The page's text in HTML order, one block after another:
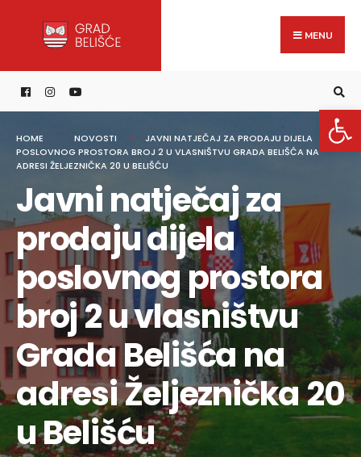
content
MENU
HOME NOVOSTI
JAVNI NATJEČAJ ZA PRODAJU DIJELA
POSLOVNOG PROSTORA BROJ 2 U VLASNIŠTVU GRADA BELIŠĆA NA
ADRESI ŽELJEZNIČKA 20 U BELIŠĆU
Javni natječaj za
prodaju dijela
poslovnog prostora
broj 2 u vlasništvu
Grada Belišća na
adresi Željeznička 20
u Belišću
for: